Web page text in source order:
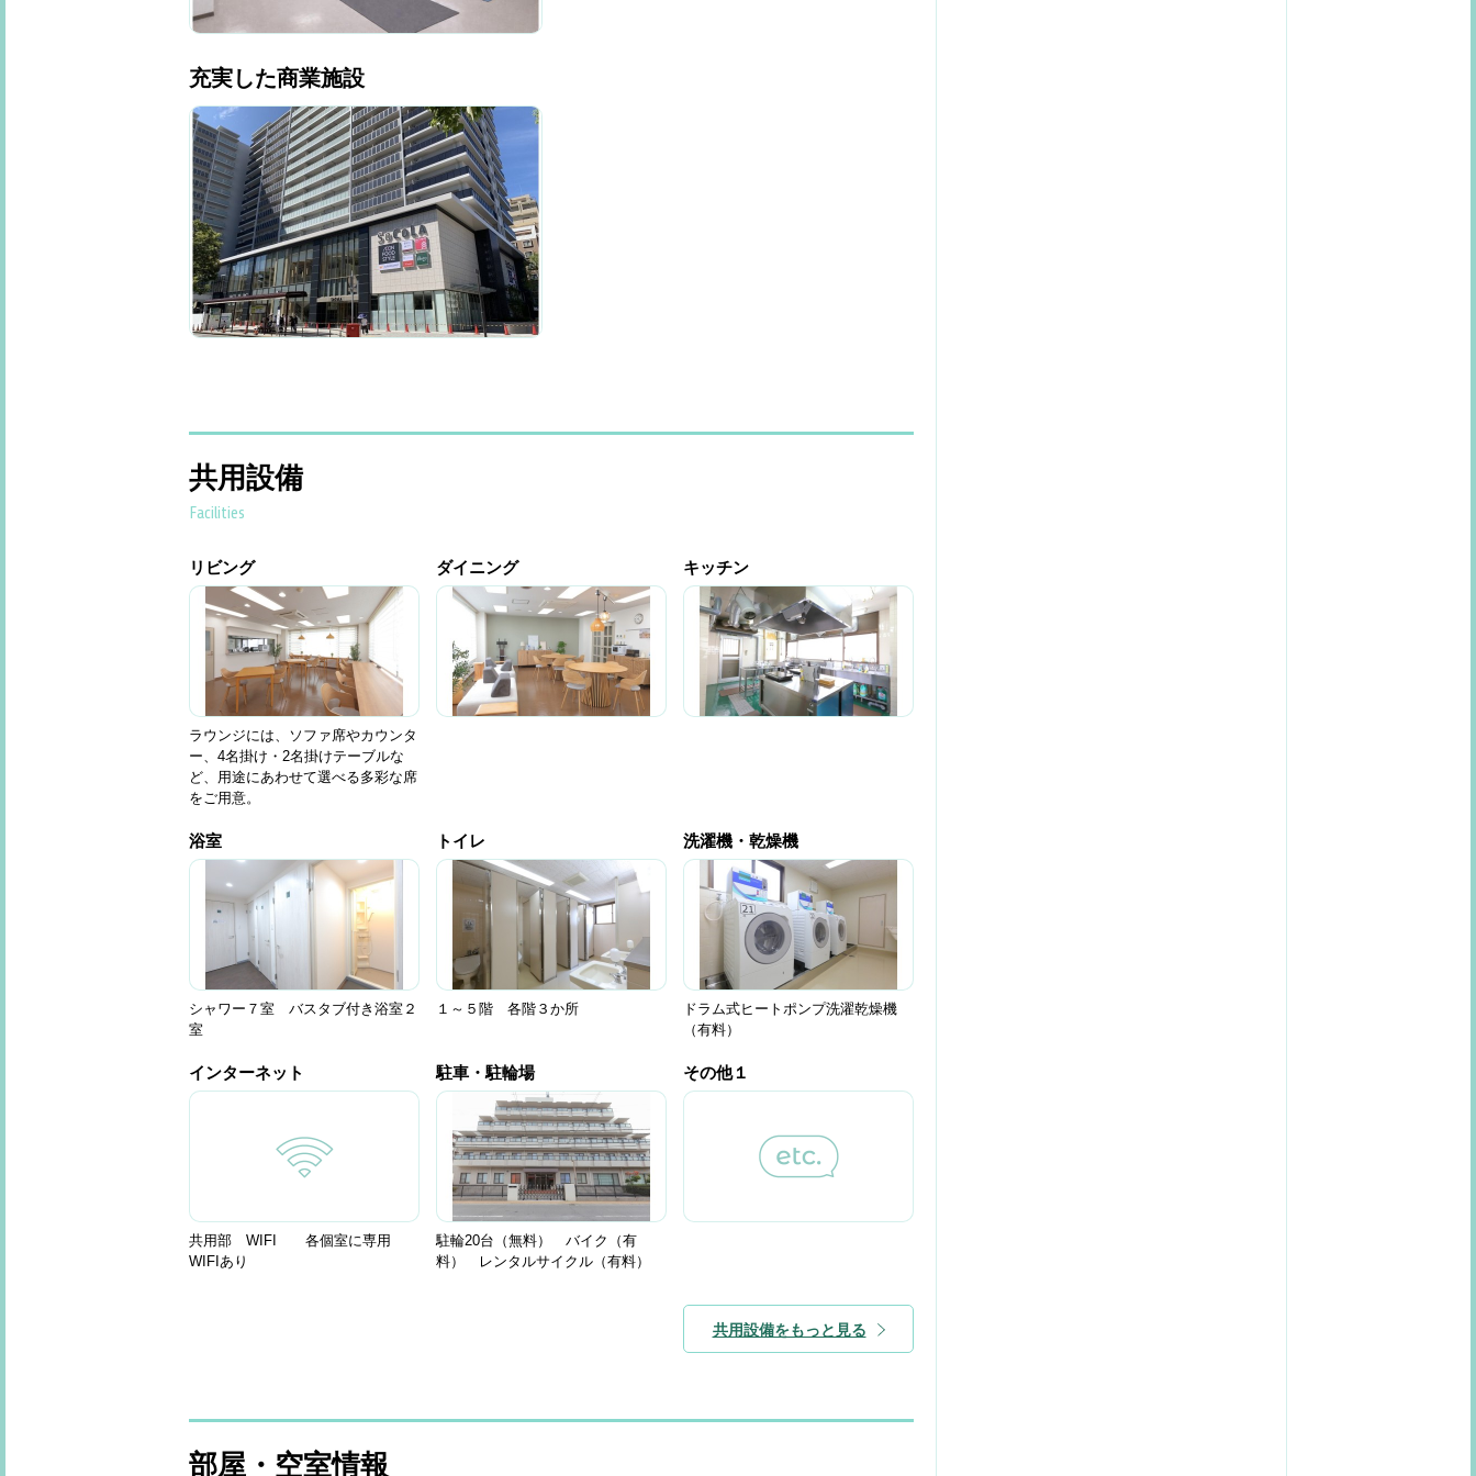
充実した商業施設
共用設備
Facilities
リビング
ラウンジには、ソファ席やカウンタ
ー、4名掛け・2名掛けテーブルな
ど、用途にあわせて選べる多彩な席
をご用意。
ダイニング キッチン
浴室
シャワー７室 バスタブ付き浴室２
室
トイレ
１～５階 各階３か所
洗濯機・乾燥機
ドラム式ヒートポンプ洗濯乾燥機
（有料）
インターネット
共用部 WIFI 各個室に専用
WIFIあり
駐車・駐輪場
駐輪20台（無料） バイク（有
料） レンタルサイクル（有料）
その他１
共用設備をもっと見る
部屋・空室情報